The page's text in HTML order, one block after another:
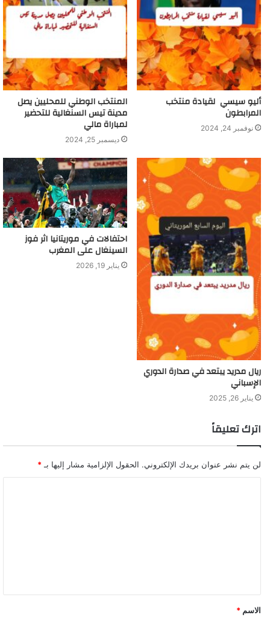
أليو سيسي لقيادة منتخب
المرابطون
نوفمبر 24, 2024
المنتخب الوطني للمحليين يصل
مدينة تيس السنغالية للتحضير
لمباراة مالي
ديسمبر 25, 2024
ريال مدريد يبتعد في صدارة الدوري
الإسباني
يناير 26, 2025
احتفالات في موريتانيا اثر فوز
السينغال على المغرب
يناير 19, 2026
اترك تعليقاً
لن يتم نشر عنوان بريدك الإلكتروني. الحقول الإلزامية مشار إليها بـ *
ق
*
الاسم *